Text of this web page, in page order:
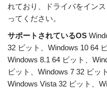
れており、ドライバをイン
ってください。
サポートされているOS
32 ビット、Windows 10 64
Windows 8.1 64 ビット、
ビット、Windows 7 32 ビッ
Windows Vista 32 ビット、